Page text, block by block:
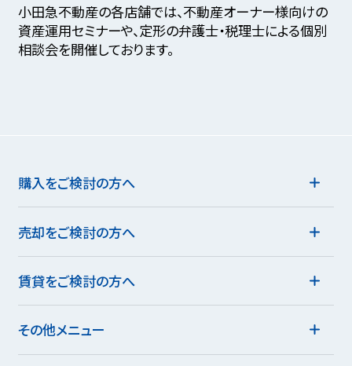
小田急不動産の各店舗では、不動産オーナー様向けの
資産運用セミナーや、定形の弁護士・税理士による個別
相談会を開催しております。
購入をご検討の方へ
売却をご検討の方へ
賃貸をご検討の方へ
その他メニュー